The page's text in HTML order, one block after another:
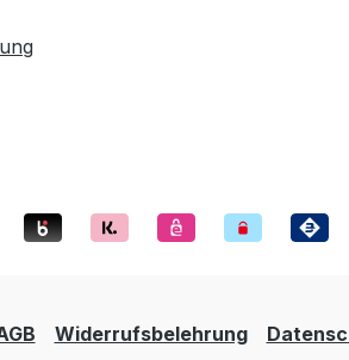
Widerrufsbelehrung